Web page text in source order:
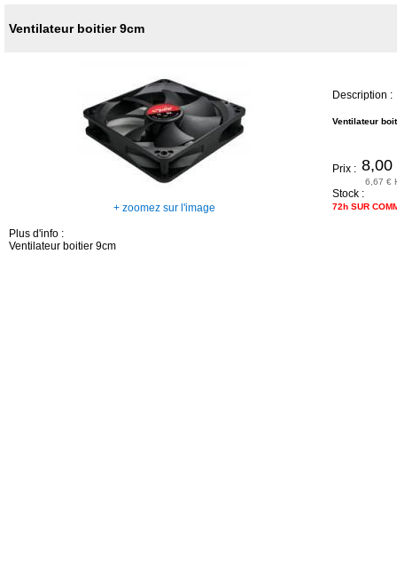
Ventilateur boitier 9cm
+ zoomez sur l'image
Description :
Ventilateur
Prix : 8,00
6,67 €
Stock :
72h SUR
Plus d'info :
Ventilateur boitier 9cm